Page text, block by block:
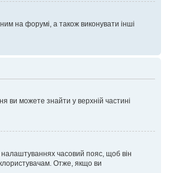
на форумі, а також виконувати інші
ви можете знайти у верхній частині
налаштуваннях часовий пояс, щоб він
Отже, якщо ви